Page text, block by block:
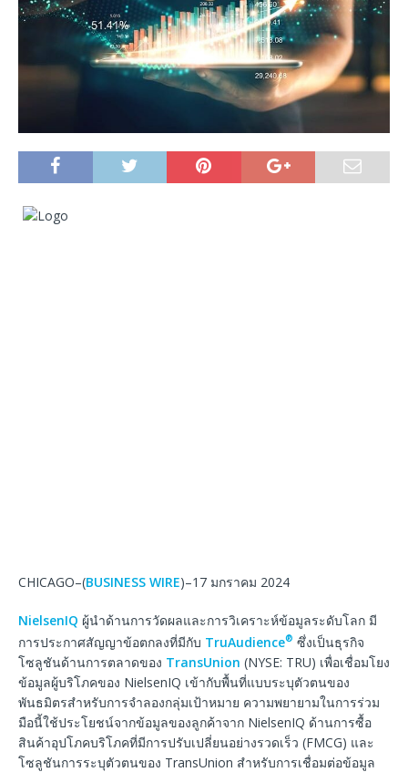
CHICAGO–(BUSINESS WIRE)–17 มกราคม 2024
NielsenIQ ผู้นำด้านการวัดผลและการวิเคราะห์ข้อมูลระดับโลก มี
การประกาศสัญญาข้อตกลงที่มีกับ TruAudience® ซึ่งเป็นธุรกิจ
โซลูชันด้านการตลาดของ TransUnion (NYSE: TRU) เพื่อเชื่อมโยง
ข้อมูลผู้บริโภคของ NielsenIQ เข้ากับพื้นที่แบบระบุตัวตนของ
พันธมิตรสำหรับการจำลองกลุ่มเป้าหมาย ความพยายามในการร่วม
มือนี้ใช้ประโยชน์จากข้อมูลของลูกค้าจาก NielsenIQ ด้านการซื้อ
สินค้าอุปโภคบริโภคที่มีการปรับเปลี่ยนอย่างรวดเร็ว (FMCG) และ
โซลูชันการระบุตัวตนของ TransUnion สำหรับการเชื่อมต่อข้อมูล